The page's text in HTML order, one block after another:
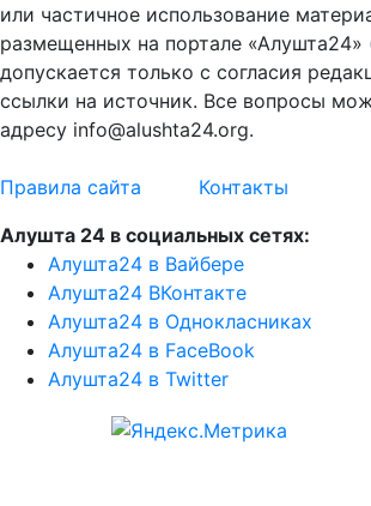
или частичное использование
размещенных на портале «Алушта24»
допускается только с согласия
ссылки на источник. Все вопросы
адресу info@alushta24.org.
Правила сайта
Контакты
Алушта 24 в социальных сетях:
Алушта24 в Вайбере
Алушта24 ВКонтакте
Алушта24 в Однокласниках
Алушта24 в FaceBook
Алушта24 в Twitter